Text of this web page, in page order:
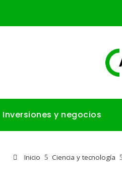
Inversiones y negocios
Inicio Ciencia y tecnología